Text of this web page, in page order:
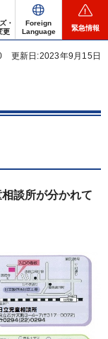
・
更
Foreign
Language
緊急情報
更新日:2023年9月15日
談所が分かれて